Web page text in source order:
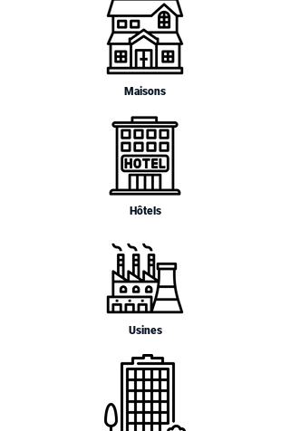
Maisons
Hôtels
Usines